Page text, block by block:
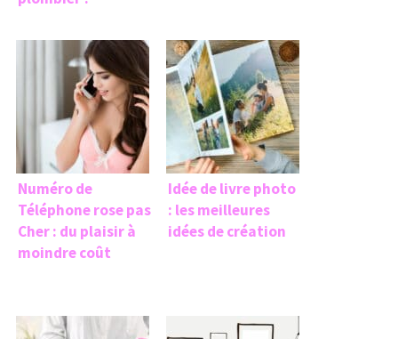
Numéro de
Téléphone rose pas
Cher : du plaisir à
moindre coût
Idée de livre photo
: les meilleures
idées de création